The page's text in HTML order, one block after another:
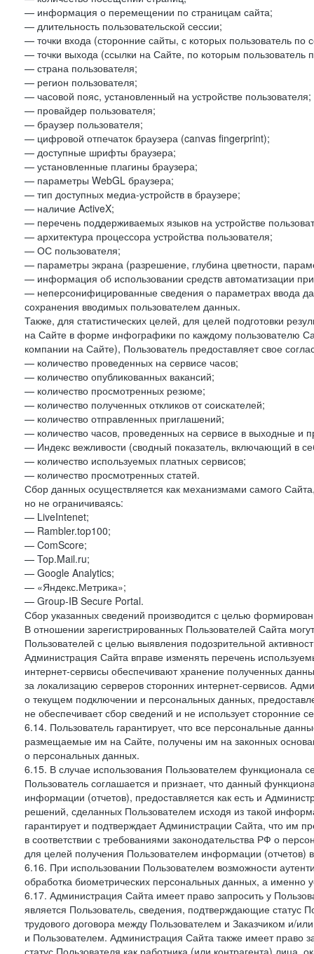
— информация о перемещении по страницам сайта;
— длительность пользовательской сессии;
— точки входа (сторонние сайты, с которых пользователь по
— точки выхода (ссылки на Сайте, по которым пользователь
— страна пользователя;
— регион пользователя;
— часовой пояс, установленный на устройстве пользователя;
— провайдер пользователя;
— браузер пользователя;
— цифровой отпечаток браузера (canvas fingerprint);
— доступные шрифты браузера;
— установленные плагины браузера;
— параметры WebGL браузера;
— тип доступных медиа-устройств в браузере;
— наличие ActiveX;
— перечень поддерживаемых языков на устройстве
— архитектура процессора устройства пользователя;
— ОС пользователя;
— параметры экрана (разрешение, глубина цветности,
— информация об использовании средств автоматизации
— неперсонифицированные сведения о параметрах ввода
сохранения вводимых пользователем данных.
Также, для статистических целей, для целей подготовки
на Сайте в форме инфографики по каждому пользователю
компании на Сайте), Пользователь предоставляет свое
— количество проведенных на сервисе часов;
— количество опубликованных вакансий;
— количество просмотренных резюме;
— количество полученных откликов от соискателей;
— количество отправленных приглашений;
— количество часов, проведенных на сервисе в выходные и
— Индекс вежливости (сводный показатель, включающий в
— количество используемых платных сервисов;
— количество просмотренных статей.
Сбор данных осуществляется как механизмами самого
но не ограничиваясь:
— LiveIntenet;
— Rambler.top100;
— ComScore;
— Top.Mail.ru;
— Google Analytics;
— «Яндекс.Метрика»;
— Group-IB Secure Portal.
Сбор указанных сведений производится с целью
В отношении зарегистрированных Пользователей Сайта
Пользователей с целью выявления подозрительной
Администрация Сайта вправе изменять перечень
интернет-сервисы обеспечивают хранение полученных
за локализацию серверов сторонних интернет-сервисов.
о текущем подключении и персональных данных,
не обеспечивает сбор сведений и не использует
6.14. Пользователь гарантирует, что все персональные
размещаемые им на Сайте, получены им на законных
о персональных данных.
6.15. В случае использования Пользователем функционала
Пользователь соглашается и признает, что данный
информации (отчетов), предоставляется как есть и
решений, сделанных Пользователем исходя из такой
гарантирует и подтверждает Администрации Сайта, что им
в соответствии с требованиями законодательства РФ о
для целей получения Пользователем информации (отчетов)
6.16. При использовании Пользователем возможности
обработка биометрических персональных данных, а именно
6.17. Администрация Сайта имеет право запросить у
является Пользователь, сведения, подтверждающие статус
трудового договора между Пользователем и Заказчиком и/
и Пользователем. Администрация Сайта также имеет право
статус Пользователя как работника (или контрагента)